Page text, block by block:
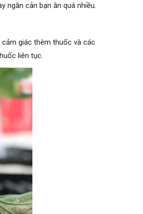
ngăn cản bạn ăn quá nhiều.
giác thèm thuốc và các
liên tục.